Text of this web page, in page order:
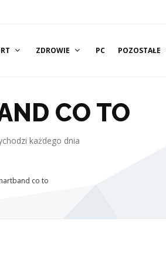
ZDROWIE PC POZOSTAŁE
CO TO
każdego dnia
co to